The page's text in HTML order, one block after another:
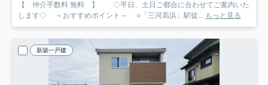
【 仲介手数料 無料 】 ◇平日、土日ご都合に合わせてご案内いた
します◇ ～おすすめポイント～ ○「三河高浜」駅徒... もっと見る
新築一戸建